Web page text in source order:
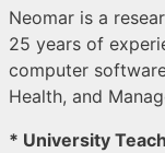
Neomar is a
25 years of
computer
Health, and
* University